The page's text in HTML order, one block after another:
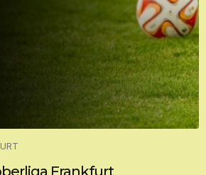
Frankfurt